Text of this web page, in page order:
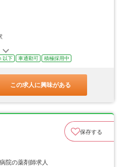
以下 車通勤可 積極採用中
この求人に興味がある
保存する
院の薬剤師求人